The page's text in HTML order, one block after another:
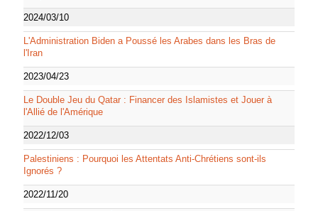
2024/03/10
L'Administration Biden a Poussé les Arabes dans les Bras de
l'Iran
2023/04/23
Le Double Jeu du Qatar : Financer des Islamistes et Jouer à
l'Allié de l'Amérique
2022/12/03
Palestiniens : Pourquoi les Attentats Anti-Chrétiens sont-ils
Ignorés ?
2022/11/20